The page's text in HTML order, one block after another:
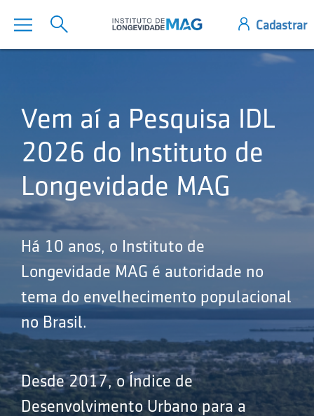
Vem aí a Pesquisa IDL
2026 do Instituto de
Longevidade MAG
Há 10 anos, o Instituto de
Longevidade MAG é autoridade no
tema do envelhecimento populacional
no Brasil.
Desde 2017, o Índice de
Desenvolvimento Urbano para a